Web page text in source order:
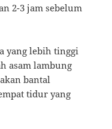
2-3 jam sebelum
yang lebih tinggi
asam lambung
bantal
tidur yang